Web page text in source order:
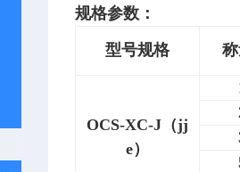
规格参数：
型号规格 称
OCS-XC-J（jj
e）